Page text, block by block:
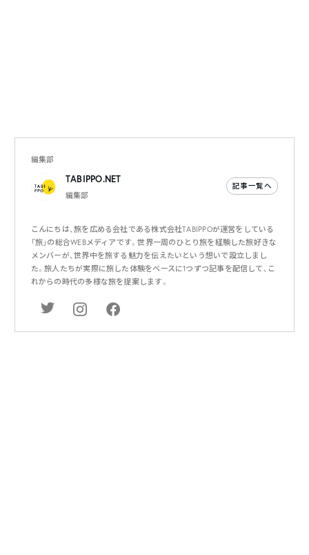
編集部
TABIPPO.NET
編集部
記事一覧へ
こんにちは、旅を広める会社である株式会社TABIPPOが運営をしている
「旅」の総合WEBメディアです。世界一周のひとり旅を経験した旅好きな
メンバーが、世界中を旅する魅力を伝えたいという想いで設立しまし
た。旅人たちが実際に旅した体験をベースに1つずつ記事を配信して、こ
れからの時代の多様な旅を提案します。